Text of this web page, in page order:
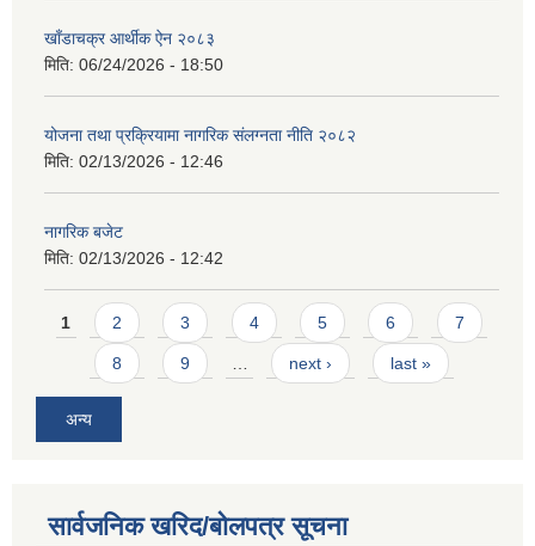
खाँडाचक्र आर्थीक ऐन २०८३
मिति: 06/24/2026 - 18:50
योजना तथा प्रक्रियामा नागरिक संलग्नता नीति २०८२
मिति: 02/13/2026 - 12:46
नागरिक बजेट
मिति: 02/13/2026 - 12:42
Pages
1 2 3 4 5 6 7
8 9 … next › last »
अन्य
सार्वजनिक खरिद/बोलपत्र सूचना